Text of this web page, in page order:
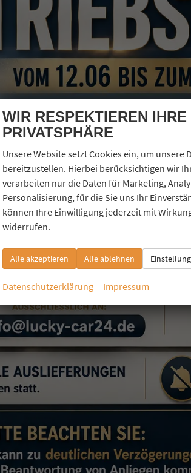
Verbrauch kombiniert:6,80 l/100km
-Klasse:
-Emissionen: 155,00 g/km
26,4%
FORD GRAND TOURNEO
sofort lieferbar Neuwagen mit Tageszulassung
Fahrzeugnr. 43432 GetriebeAutom. 7-Gang
KraftstoffDiesel AußenfarbeDusky Silber
Leistung 90 kW (122 PS)
04.04.2026
34.050,– €
Verbrauch kombiniert:5,80 l/100km
E
CO2-Emissionen:151,00 g/km
WIR RESPEKTIEREN IHRE
PRIVATSPHÄRE
Unsere Website setzt Cookies ein, um unsere
bereitzustellen. Hierbei berücksichtigen wir
verarbeiten nur die Daten für Marketing,
Personalisierung, für die Sie uns Ihr
können Ihre Einwilligung jederzeit mit
widerrufen.
Alle akzeptieren Alle ablehnen
Datenschutzerklärung Impressum